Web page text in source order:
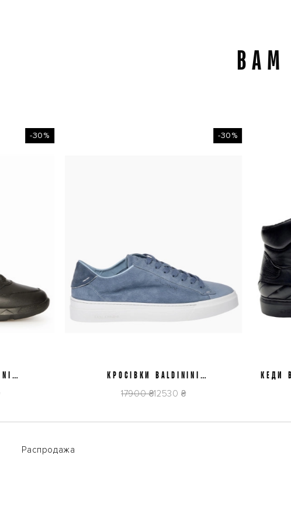
ВАМ
-30% -30%
4142 43 44 45
КРОСІВКИ BALDININI
17900 ₴12530 ₴
КЕДИ
Распродажа